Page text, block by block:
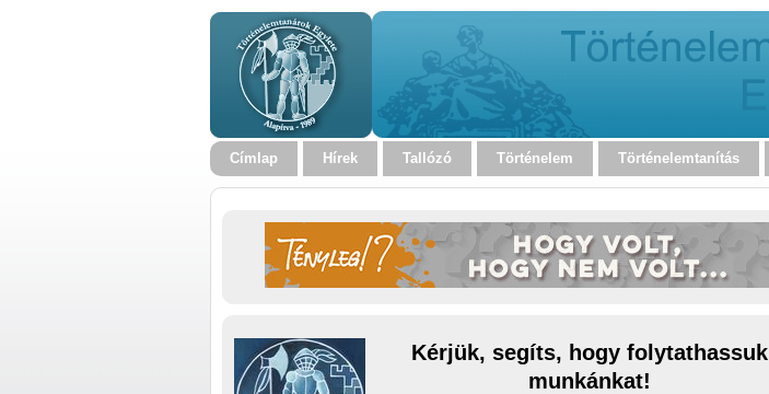
Címlap Hírek Tallózó Történelem Történelemtanítás
Kérjük, segíts, hogy folytathassuk
munkánkat!